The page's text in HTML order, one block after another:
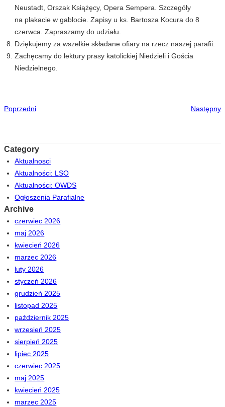
Neustadt, Orszak Książęcy, Opera Sempera. Szczegóły
na plakacie w gablocie. Zapisy u ks. Bartosza Kocura do 8
czerwca. Zapraszamy do udziału.
Dziękujemy za wszelkie składane ofiary na rzecz naszej parafii.
Zachęcamy do lektury prasy katolickiej Niedzieli i Gościa
Niedzielnego.
Poprzedni Następny
Category
Aktualnosci
Aktualności: LSO
Aktualności: OWDS
Ogłoszenia Parafialne
Archive
czerwiec 2026
maj 2026
kwiecień 2026
marzec 2026
luty 2026
styczeń 2026
grudzień 2025
listopad 2025
październik 2025
wrzesień 2025
sierpień 2025
lipiec 2025
czerwiec 2025
maj 2025
kwiecień 2025
marzec 2025